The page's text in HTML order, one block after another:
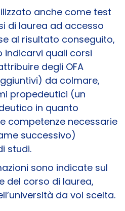
anche come test
di laurea ad accesso
al risultato conseguito,
indicarvi quali corsi
degli OFA
da colmare,
propedeutici (un
in quanto
competenze necessarie
successivo)
studi.
sono indicate sul
del corso di laurea,
da voi scelta.